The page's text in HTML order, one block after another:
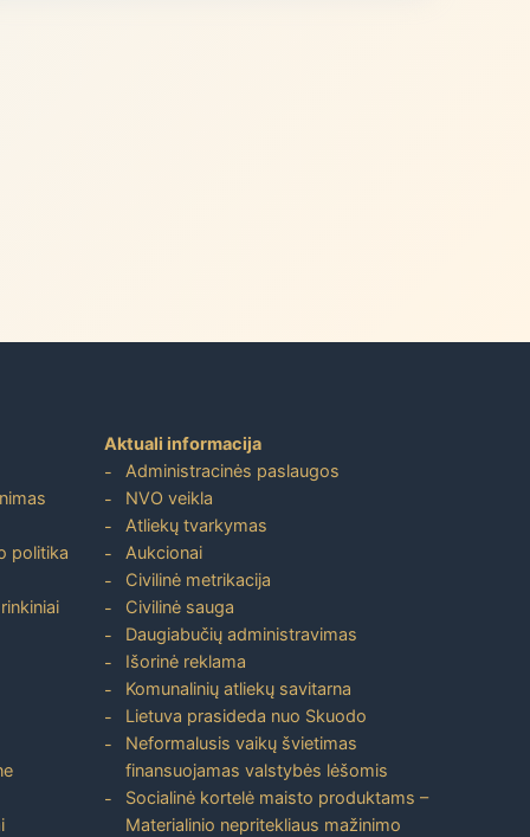
politika
Aktuali informacija
Administracinės paslaugos
NVO veikla
Atliekų tvarkymas
Aukcionai
Civilinė metrikacija
Civilinė sauga
Daugiabučių administravimas
Išorinė reklama
Komunalinių atliekų savitarna
Lietuva prasideda nuo Skuodo
Neformalusis vaikų švietimas
finansuojamas valstybės lėšomis
Socialinė kortelė maisto produktams –
Materialinio nepritekliaus mažinimo